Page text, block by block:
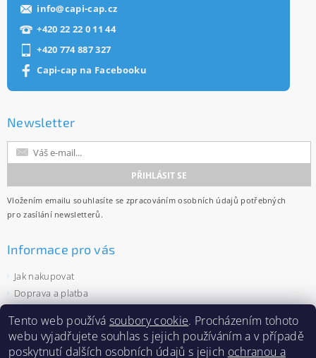
info@capi-cap.cz
+420 22 22 0 11 44
+420 774 887 327
Capi-cap na Facebooku
Newsletter
Vložením emailu souhlasíte se zpracováním osobních údajů potřebných
pro zasílání newsletterů.
Informace pro vás
Jak nakupovat
Doprava a platba
Ochrana osobních údajů
Velkoobchod
Tento web používá soubory cookie. Procházením tohoto
webu vyjadřujete souhlas s jejich používáním a v případě
poskytnutí dalších osobních údajů s jejich ochranou a